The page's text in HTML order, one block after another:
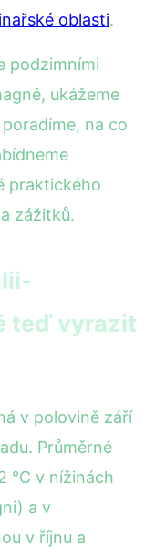
oblasti.
podzimními
ukážeme
na co
praktického
zážitků.
teď vyrazit
v polovině září
Průměrné
°C v nížinách
a v
v říjnu a